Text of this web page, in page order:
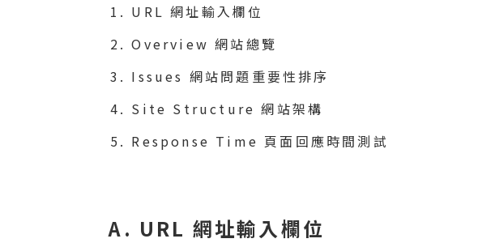
URL 網址輸入欄位
Overview 網站總覽
Issues 網站問題重要性排序
Site Structure 網站架構
Response Time 頁面回應時間測試
A. URL 網址輸入欄位